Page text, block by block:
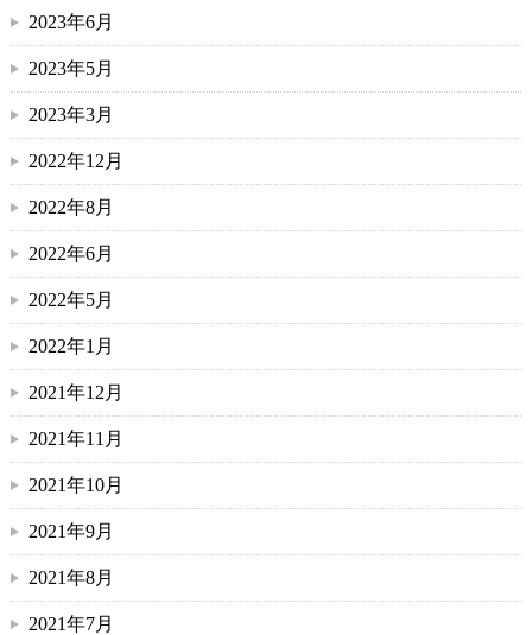
2023年6月
2023年5月
2023年3月
2022年12月
2022年8月
2022年6月
2022年5月
2022年1月
2021年12月
2021年11月
2021年10月
2021年9月
2021年8月
2021年7月